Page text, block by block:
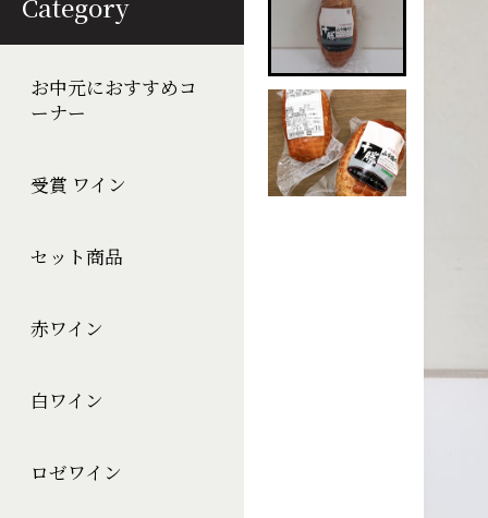
お中元におすすめコ
ーナー
受賞 ワイン
セット商品
赤ワイン
白ワイン
ロゼワイン